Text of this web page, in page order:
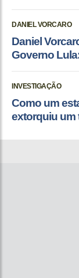
DANIEL VORCARO
Daniel
Governo
INVESTIGAÇÃO
Como um
extorquiu um